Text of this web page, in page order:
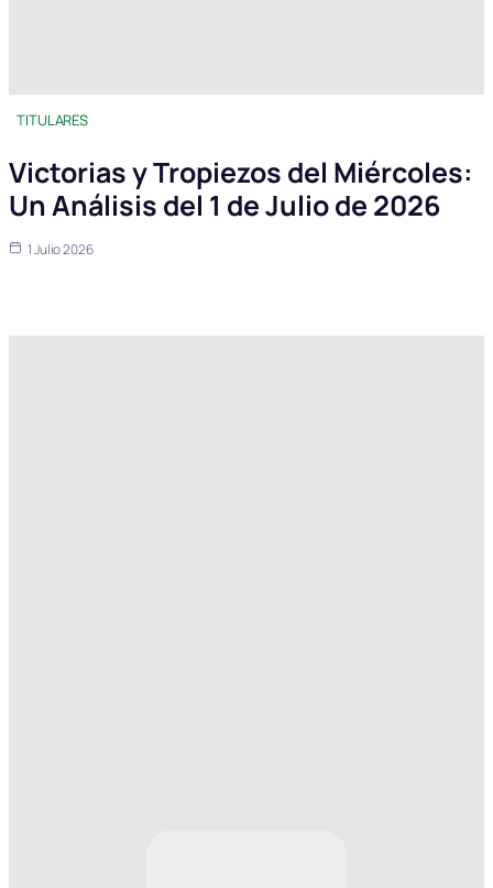
TITULARES
Victorias y Tropiezos del Miércoles:
Un Análisis del 1 de Julio de 2026
1 Julio 2026